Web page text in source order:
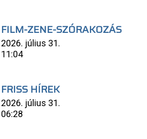
FILM-ZENE-SZÓRAKOZÁS
2026. július 31.
11:04
FRISS HÍREK
2026. július 31.
06:28